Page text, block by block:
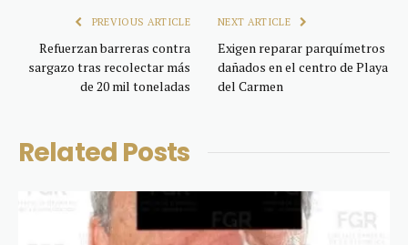
PREVIOUS ARTICLE
Refuerzan barreras contra
sargazo tras recolectar más
de 20 mil toneladas
NEXT ARTICLE
Exigen reparar parquímetros
dañados en el centro de Playa
del Carmen
Related Posts